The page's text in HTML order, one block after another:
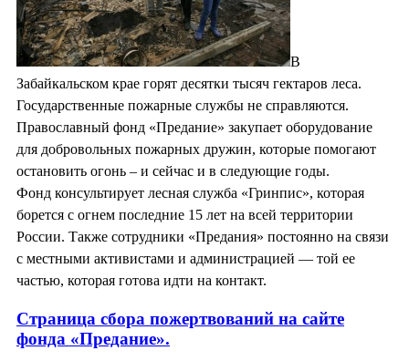
В
Забайкальском крае горят десятки тысяч гектаров леса.
Государственные пожарные службы не справляются.
Православный фонд «Предание» закупает оборудование
для добровольных пожарных дружин, которые помогают
остановить огонь – и сейчас и в следующие годы.
Фонд консультирует лесная служба «Гринпис», которая
борется с огнем последние 15 лет на всей территории
России. Также сотрудники «Предания» постоянно на связи
с местными активистами и администрацией — той ее
частью, которая готова идти на контакт.
Страница сбора пожертвований на сайте
фонда «Предание».